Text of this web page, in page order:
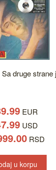
druge strane
EUR
USD
RSD
u korpu